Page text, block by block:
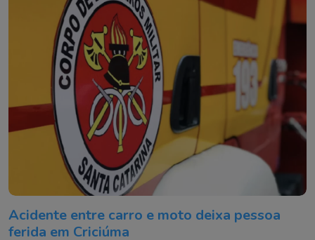
Acidente entre carro e moto deixa pessoa
ferida em Criciúma